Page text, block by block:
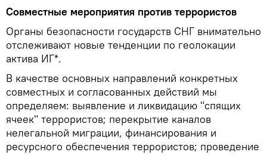
Совместные мероприятия против террористов
Органы безопасности государств СНГ внимательно
отслеживают новые тенденции по геолокации
актива ИГ*.
В качестве основных направлений конкретных
совместных и согласованных действий мы
определяем: выявление и ликвидацию "спящих
ячеек" террористов; перекрытие каналов
нелегальной миграции, финансирования и
ресурсного обеспечения террористов; проведение